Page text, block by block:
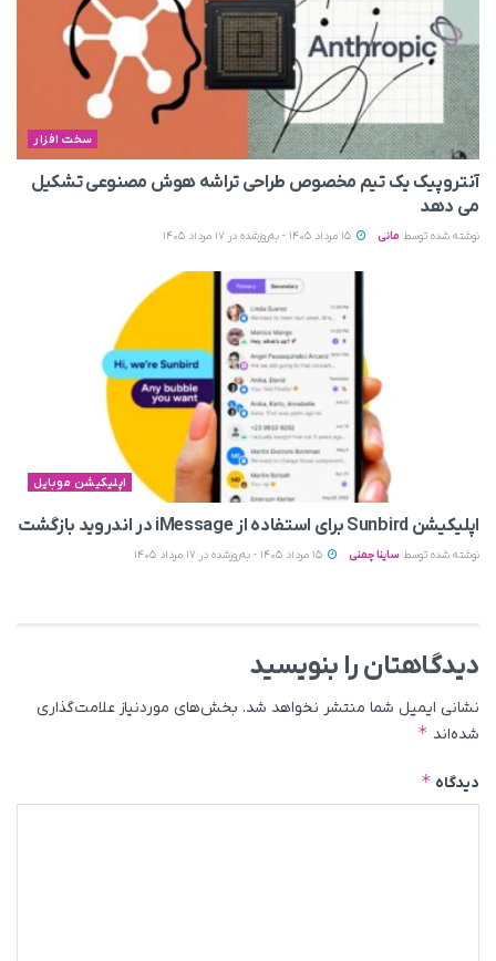
سخت افزار
آنتروپیک یک تیم مخصوص طراحی تراشه هوش مصنوعی تشکیل
می‌ دهد
نوشته شده توسط مانی
اپلیکیشن موبایل
اپلیکیشن Sunbird برای استفاده از iMessage در اندروید بازگشت
نوشته شده توسط ساینا چمنی
دیدگاهتان را بنویسید
نشانی ایمیل شما منتشر نخواهد شد. بخش‌های موردنیاز علامت‌گذاری
شده‌اند *
دیدگاه *